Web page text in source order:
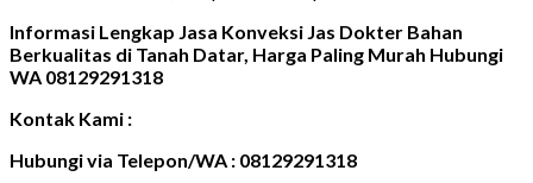
Informasi Lengkap Jasa Konveksi Jas Dokter Bahan
Berkualitas di Tanah Datar, Harga Paling Murah Hubungi
WA 08129291318
Kontak Kami :
Hubungi via Telepon/WA : 08129291318